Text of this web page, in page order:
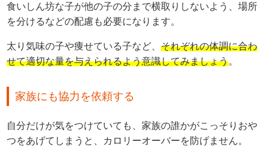
食いしん坊な子が他の子の分まで横取りしないよう、場所
を分けるなどの配慮も必要になります。
太り気味の子や痩せている子など、それぞれの体調に合わ
せて適切な量を与えられるよう意識してみましょう。
家族にも協力を依頼する
自分だけが気をつけていても、家族の誰かがこっそりおや
つをあげてしまうと、カロリーオーバーを防げません。